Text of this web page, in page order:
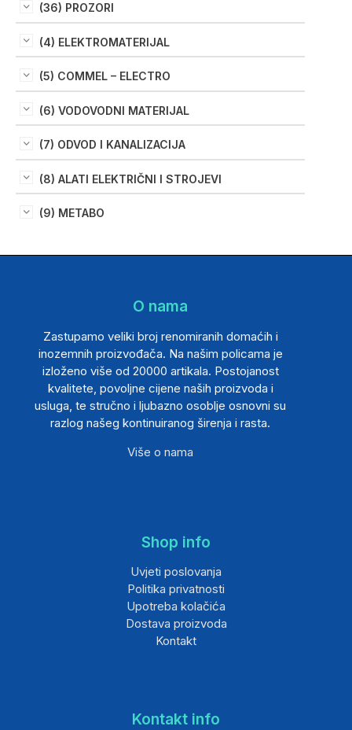
(36) PROZORI
(4) ELEKTROMATERIJAL
(5) COMMEL – ELECTRO
(6) VODOVODNI MATERIJAL
(7) ODVOD I KANALIZACIJA
(8) ALATI ELEKTRIČNI I STROJEVI
(9) METABO
O nama
Zastupamo veliki broj renomiranih domaćih i
inozemnih proizvođača. Na našim policama je
izloženo više od 20000 artikala. Postojanost
kvalitete, povoljne cijene naših proizvoda i
usluga, te stručno i ljubazno osoblje osnovni su
razlog našeg kontinuiranog širenja i rasta.
Više o nama
Shop info
Uvjeti poslovanja
Politika privatnosti
Upotreba kolačića
Dostava proizvoda
Kontakt
Kontakt info